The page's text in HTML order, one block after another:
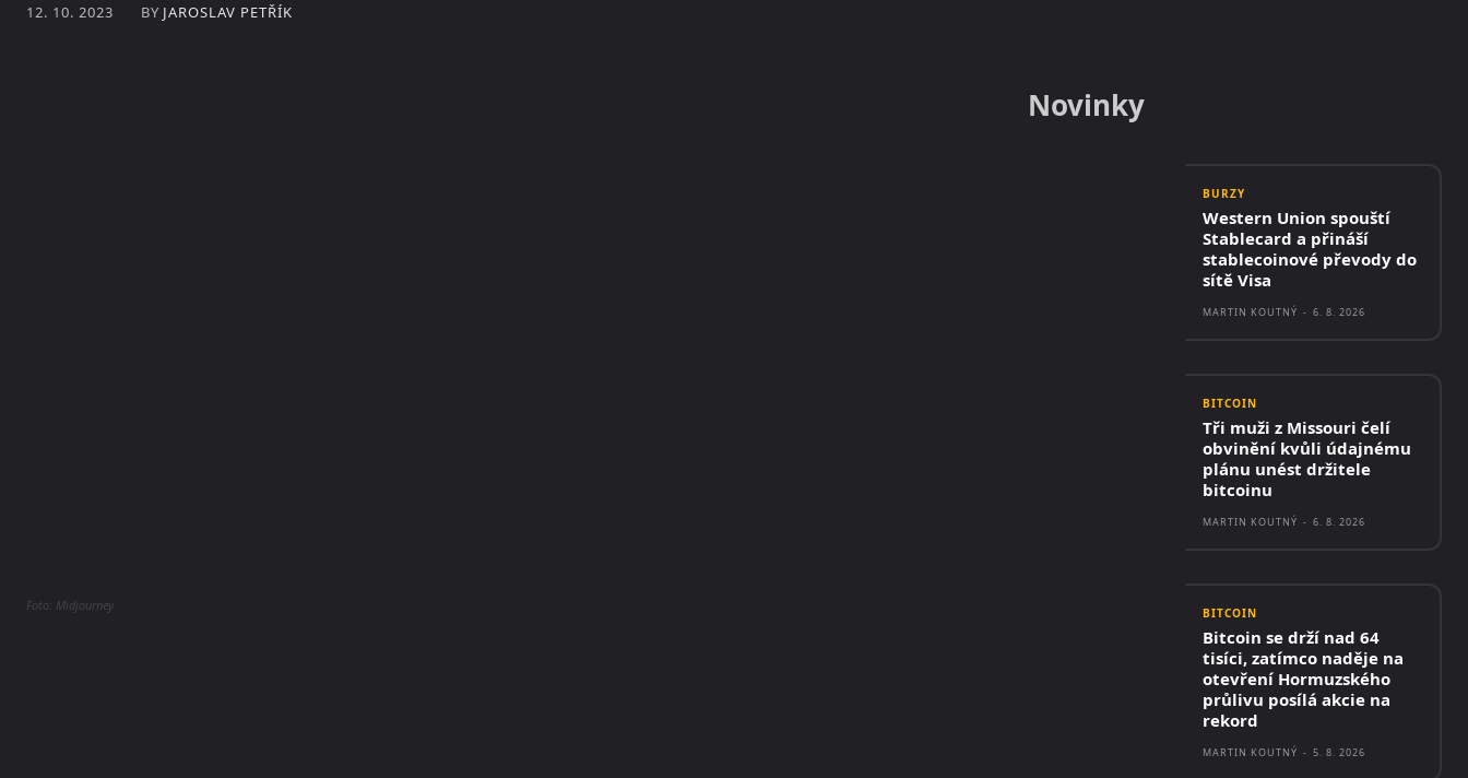
12. 10. 2023 BY JAROSLAV PETŘÍK
Foto: Midjourney
Novinky
BURZY
Western Union spouští
Stablecard a přináší
stablecoinové převody do
sítě Visa
MARTIN KOUTNÝ - 6. 8. 2026
BITCOIN
Tři muži z Missouri čelí
obvinění kvůli údajnému
plánu unést držitele
bitcoinu
MARTIN KOUTNÝ - 6. 8. 2026
BITCOIN
Bitcoin se drží nad 64
tisíci, zatímco naděje na
otevření Hormuzského
průlivu posílá akcie na
rekord
MARTIN KOUTNÝ - 5. 8. 2026